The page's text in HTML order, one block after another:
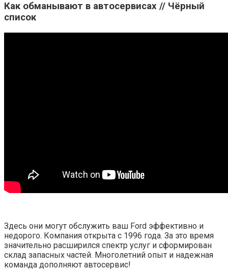
Как обманывают в автосервисах // Чёрный
список
Здесь они могут обслужить ваш Ford эффективно и
недорого. Компания открыта с 1996 года. За это время
значительно расширился спектр услуг и сформирован
склад запасных частей. Многолетний опыт и надежная
команда дополняют автосервис!